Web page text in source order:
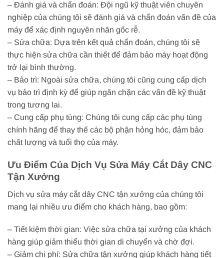
– Đánh giá và chẩn đoán: Đội ngũ kỹ thuật viên chuyên
nghiệp của chúng tôi sẽ đánh giá và chẩn đoán vấn đề của
máy để xác định nguyên nhân gốc rễ.
– Sửa chữa: Dựa trên kết quả chẩn đoán, chúng tôi sẽ
thực hiện sửa chữa cần thiết để đảm bảo máy hoạt động
trở lại bình thường.
– Bảo trì: Ngoài sửa chữa, chúng tôi cũng cung cấp dịch
vụ bảo trì định kỳ để giúp ngăn chặn các vấn đề kỹ thuật
trong tương lai.
– Cung cấp phụ tùng: Chúng tôi cung cấp các phụ tùng
chính hãng để thay thế các bộ phận hỏng hóc, đảm bảo
chất lượng và tuổi thọ của máy.
Ưu Điểm Của Dịch Vụ Sửa Máy Cắt Dây CNC
Tận Xưởng
Dịch vụ sửa máy cắt dây CNC tận xưởng của chúng tôi
mang lại nhiều ưu điểm cho khách hàng, bao gồm:
– Tiết kiệm thời gian: Việc sửa chữa tại xưởng của khách
hàng giúp giảm thiểu thời gian di chuyển và chờ đợi.
– Giảm chi phí: Sửa chữa tận xưởng giúp khách hàng tiết